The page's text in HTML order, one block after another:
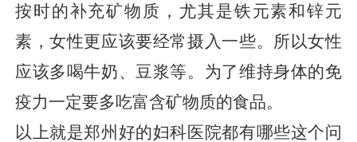
按时的补充矿物质，尤其是铁元素和锌元
素，女性更应该要经常摄入一些。所以女性
应该多喝牛奶、豆浆等。为了维持身体的免
疫力一定要多吃富含矿物质的食品。
以上就是郑州好的妇科医院都有哪些这个问